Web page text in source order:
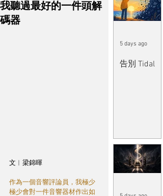
我聽過最好的一件頭解
碼器
文︱梁錦暉
作為一個音響評論員，我極少
極少會對一件音響器材作出如
告別 Tidal
5 days ago